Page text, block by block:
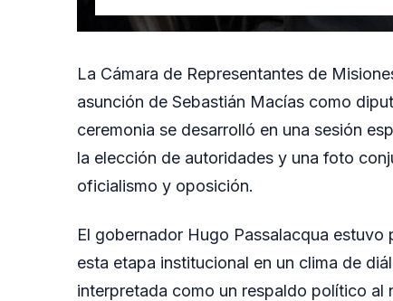
La Cámara de Representantes de
asunción de Sebastián Macías como
ceremonia se desarrolló en una sesión
la elección de autoridades y una foto
oficialismo y oposición.
El gobernador Hugo Passalacqua
esta etapa institucional en un clima de
interpretada como un respaldo político